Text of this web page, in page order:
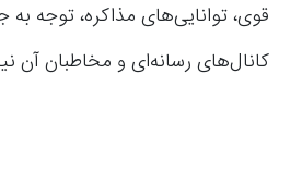
قوی، توانایی‌های مذاکره، توجه
کانال‌های رسانه‌ای و مخاطبان آن